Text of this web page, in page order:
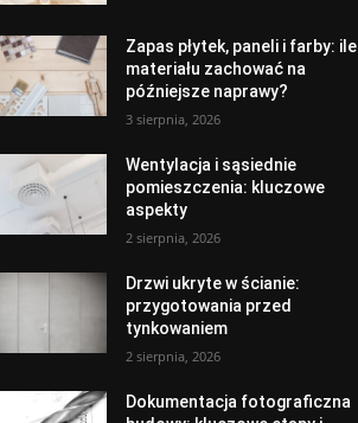
Zapas płytek, paneli i farby: ile
materiału zachować na
późniejsze naprawy?
3 sierpnia, 2026
Wentylacja i sąsiednie
pomieszczenia: kluczowe
aspekty
2 sierpnia, 2026
Drzwi ukryte w ścianie:
przygotowania przed
tynkowaniem
2 sierpnia, 2026
Dokumentacja fotograficzna